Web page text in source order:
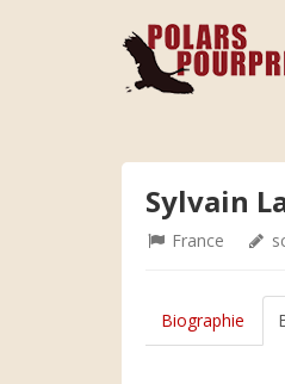
Sylvain
France
Biographie